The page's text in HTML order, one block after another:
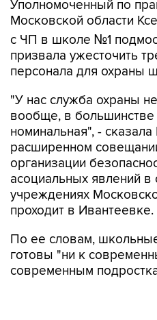
Уполномоченный по
Московской области
с ЧП в школе №1
призвала ужесточить
персонала для охраны
"У нас служба охраны
вообще, в большинстве
номинальная", -
расширенном
организации
асоциальных явлений
учреждениях
проходит в Ивантеевке.
По ее словам,
готовы "ни к
современным